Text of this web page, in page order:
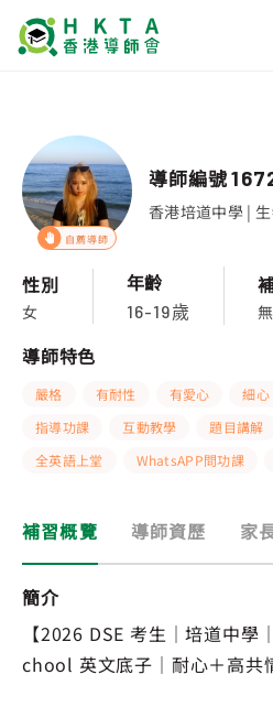
自薦導師
導師編號
香港培道中學 |
性別
女
年齡
16-19歲
導師特色
嚴格 有耐性 有愛心 細心
指導功課
互動教學 題目講解
全英語上堂
WhatsAPP問功課
補習概覽 導師資歷 家
簡介
【2026 DSE 考生｜培道中
chool 英文底子｜耐心＋高共